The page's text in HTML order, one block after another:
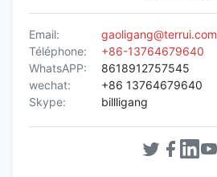
Email:
gaoligang@terrui.com
Téléphone:
+86-13764679640
WhatsAPP:
8618912757545
wechat:
+86 13764679640
Skype:
billligang